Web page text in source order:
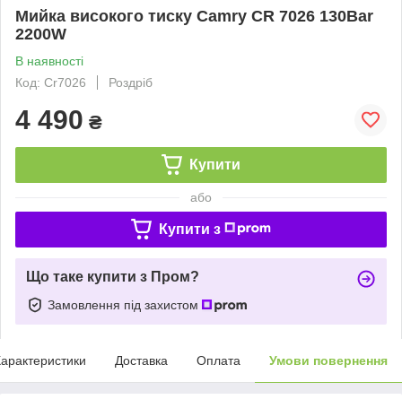
Мийка високого тиску Camry CR 7026 130Bar
2200W
В наявності
Код: Cr7026
Роздріб
4 490 ₴
Купити
або
Купити з
Що таке купити з Пром?
Замовлення під захистом
Доставка Оплата Умови повернення